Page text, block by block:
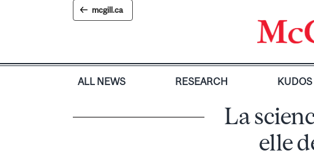
mcgill.ca
ALL NEWS RESEARCH KUDOS
La
elle